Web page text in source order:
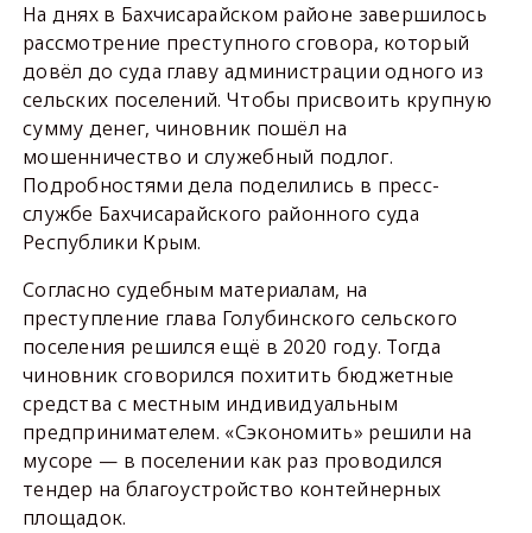
На днях в Бахчисарайском районе завершилось
рассмотрение преступного сговора, который
довёл до суда главу администрации одного из
сельских поселений. Чтобы присвоить крупную
сумму денег, чиновник пошёл на
мошенничество и служебный подлог.
Подробностями дела поделились в пресс-
службе Бахчисарайского районного суда
Республики Крым.
Согласно судебным материалам, на
преступление глава Голубинского сельского
поселения решился ещё в 2020 году. Тогда
чиновник сговорился похитить бюджетные
средства с местным индивидуальным
предпринимателем. «Сэкономить» решили на
мусоре — в поселении как раз проводился
тендер на благоустройство контейнерных
площадок.